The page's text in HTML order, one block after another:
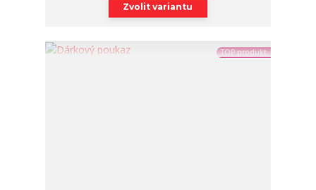
Zvolit variantu
TOP produkt